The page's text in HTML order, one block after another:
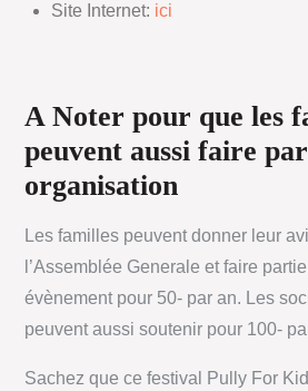
Site Internet: ici
A Noter pour que les
peuvent aussi faire
organisation
Les familles peuvent donner leur
l’Assemblée Generale et faire
évènement pour 50- par an. Les
peuvent aussi soutenir pour 100-
Sachez que ce festival Pully For